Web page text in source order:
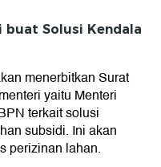
buat Solusi Kendala
menerbitkan Surat
yaitu Menteri
terkait solusi
subsidi. Ini akan
perizinan lahan.